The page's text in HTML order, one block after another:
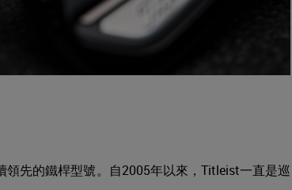
領先的鐵桿型號。自2005年以來，Titleist一直是巡